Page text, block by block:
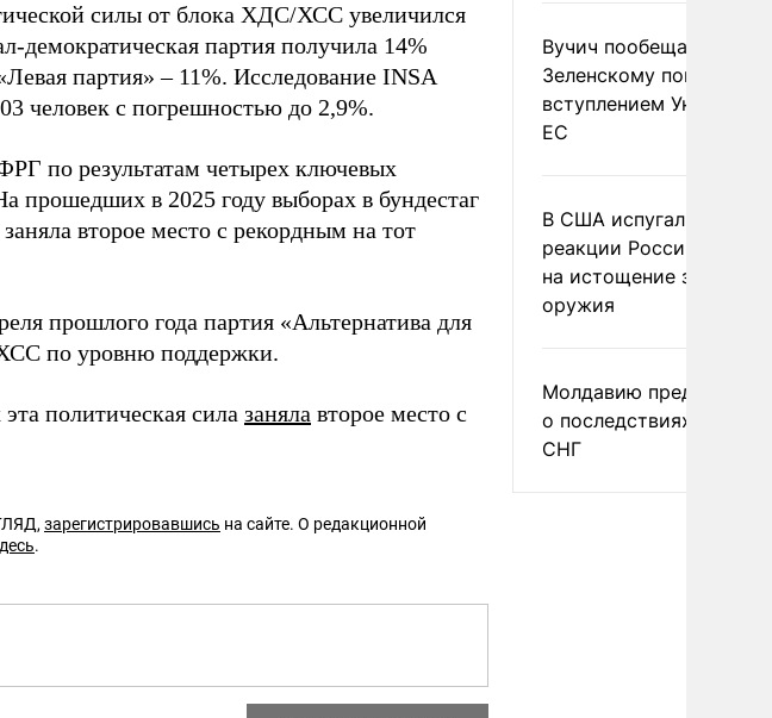
силы от блока ХДС/ХСС увеличился
демократическая партия получила 14%
партия» – 11%. Исследование INSA
человек с погрешностью до 2,9%.
по результатам четырех ключевых
прошедших в 2025 году выборах в бундестаг
второе место с рекордным на тот
прошлого года партия «Альтернатива для
по уровню поддержки.
политическая сила заняла второе место с
зарегистрировавшись на сайте. О редакционной
.
Вучич пообещал
Зеленскому помочь со
вступлением Украины в
ЕС
В США испугались
реакции России и
на истощение запасов
оружия
Молдавию
о последствиях выхода
СНГ